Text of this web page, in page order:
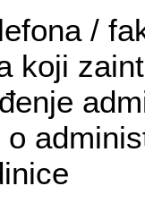
/
koji